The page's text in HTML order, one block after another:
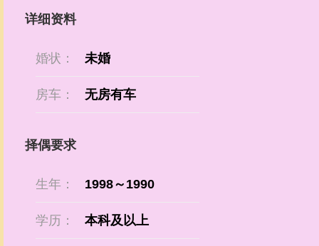
详细资料
婚状： 未婚
房车： 无房有车
择偶要求
生年： 1998～1990
学历： 本科及以上